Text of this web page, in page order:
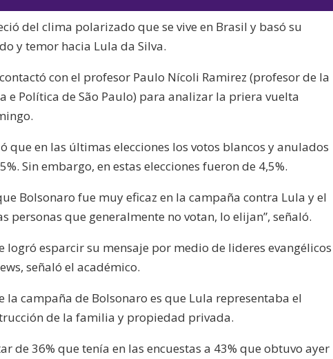
audio
teclas
de
para
disminuir
el
del clima polarizado que se vive en Brasil y basó su
y temor hacia Lula da Silva.
con el profesor Paulo Nícoli Ramirez (profesor de la
e Política de São Paulo) para analizar la priera vuelta
que en las últimas elecciones los votos blancos y anulados
Sin embargo, en estas elecciones fueron de 4,5%.
Bolsonaro fue muy eficaz en la campaña contra Lula y el
personas que generalmente no votan, lo elijan”, señaló.
logró esparcir su mensaje por medio de lideres evangélicos
señaló el académico.
la campaña de Bolsonaro es que Lula representaba el
de la familia y propiedad privada.
de 36% que tenía en las encuestas a 43% que obtuvo ayer